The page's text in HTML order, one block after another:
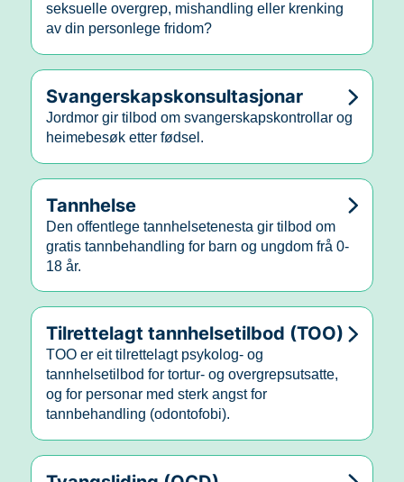
seksuelle overgrep, mishandling eller krenking
av din personlege fridom?
Svangerskapskonsultasjonar
Jordmor gir tilbod om svangerskapskontrollar og
heimebesøk etter fødsel.
Tannhelse
Den offentlege tannhelsetenesta gir tilbod om
gratis tannbehandling for barn og ungdom frå 0-
18 år.
Tilrettelagt tannhelsetilbod (TOO)
TOO er eit tilrettelagt psykolog- og
tannhelsetilbod for tortur- og overgrepsutsatte,
og for personar med sterk angst for
tannbehandling (odontofobi).